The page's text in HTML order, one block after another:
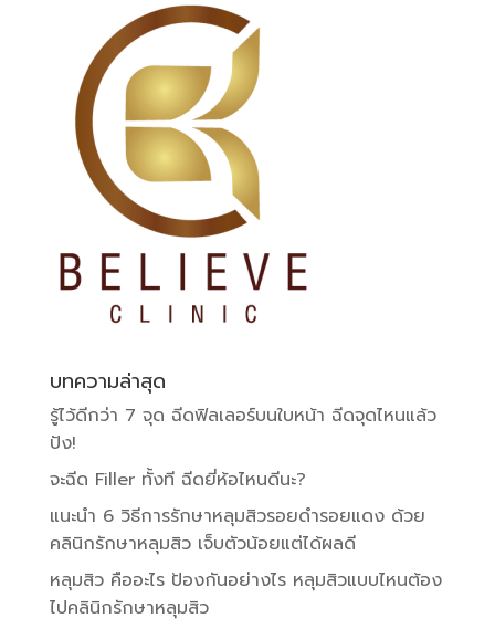
บทความล่าสุด
รู้ไว้ดีกว่า 7 จุด ฉีดฟิลเลอร์บนใบหน้า ฉีดจุดไหนแล้ว
ปัง!
จะฉีด Filler ทั้งที ฉีดยี่ห้อไหนดีนะ?
แนะนำ 6 วิธีการรักษาหลุมสิวรอยดำรอยแดง ด้วย
คลินิกรักษาหลุมสิว เจ็บตัวน้อยแต่ได้ผลดี
หลุมสิว คืออะไร ป้องกันอย่างไร หลุมสิวแบบไหนต้อง
ไปคลินิกรักษาหลุมสิว